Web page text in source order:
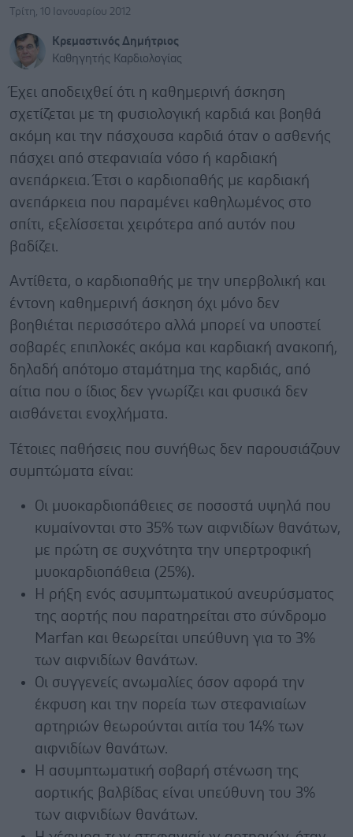
Τρίτη, 10 Ιανουαρίου 2012
Κρεμαστινός Δημήτριος
Καθηγητής Καρδιολογίας
Έχει αποδειχθεί ότι η καθημερινή άσκηση
σχετίζεται με τη φυσιολογική καρδιά και βοηθά
ακόμη και την πάσχουσα καρδιά όταν ο ασθενής
πάσχει από στεφανιαία νόσο ή καρδιακή
ανεπάρκεια. Έτσι ο καρδιοπαθής με καρδιακή
ανεπάρκεια που παραμένει καθηλωμένος στο
σπίτι, εξελίσσεται χειρότερα από αυτόν που
βαδίζει.
Αντίθετα, ο καρδιοπαθής με την υπερβολική και
έντονη καθημερινή άσκηση όχι μόνο δεν
βοηθιέται περισσότερο αλλά μπορεί να υποστεί
σοβαρές επιπλοκές ακόμα και καρδιακή ανακοπή,
δηλαδή απότομο σταμάτημα της καρδιάς, από
αίτια που ο ίδιος δεν γνωρίζει και φυσικά δεν
αισθάνεται ενοχλήματα.
Τέτοιες παθήσεις που συνήθως δεν παρουσιάζουν
συμπτώματα είναι:
Οι μυοκαρδιοπάθειες σε ποσοστά υψηλά που
κυμαίνονται στο 35% των αιφνιδίων θανάτων,
με πρώτη σε συχνότητα την υπερτροφική
μυοκαρδιοπάθεια (25%).
Η ρήξη ενός ασυμπτωματικού ανευρύσματος
της αορτής που παρατηρείται στο σύνδρομο
Marfan και θεωρείται υπεύθυνη για το 3%
των αιφνιδίων θανάτων.
Οι συγγενείς ανωμαλίες όσον αφορά την
έκφυση και την πορεία των στεφανιαίων
αρτηριών θεωρούνται αιτία του 14% των
αιφνιδίων θανάτων.
Η ασυμπτωματική σοβαρή στένωση της
αορτικής βαλβίδας είναι υπεύθυνη του 3%
των αιφνιδίων θανάτων.